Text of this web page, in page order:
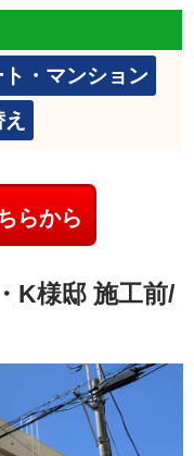
ト・マンション
らから
K様邸 施工前/